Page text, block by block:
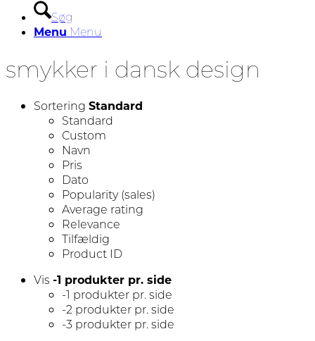
Søg
Menu Menu
smykker i dansk design
Sortering Standard
Standard
Custom
Navn
Pris
Dato
Popularity (sales)
Average rating
Relevance
Tilfældig
Product ID
Vis -1 produkter pr. side
-1 produkter pr. side
-2 produkter pr. side
-3 produkter pr. side